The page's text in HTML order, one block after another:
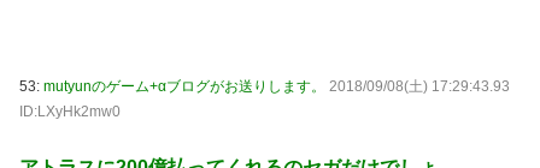
53: mutyunのゲーム+αブログがお送りします。
2018/09/08(土) 17:29:43.93
ID:LXyHk2mw0